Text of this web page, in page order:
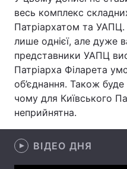
Економіка
Спорт
Техно і зв'язок
Зброя
Здоров'я
Цікавинки
весь комплекс
Патріархатом та
лише однієї, але дуже
представники УАПЦ
Патріарха Філарета
об’єднання. Також
чому для Київського
неприйнятна.
ВІДЕО ДНЯ